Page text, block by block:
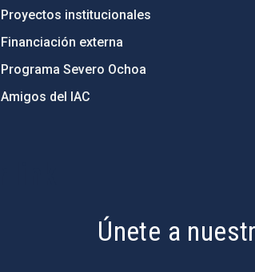
Proyectos institucionales
Financiación externa
Programa Severo Ochoa
Amigos del IAC
Únete a